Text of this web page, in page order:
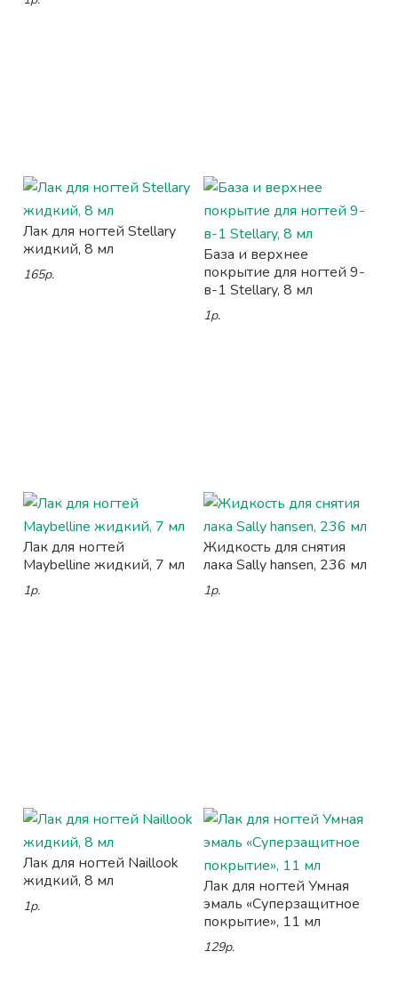
Лак для ногтей Stellary
жидкий, 8 мл
165р.
База и верхнее
покрытие для ногтей 9-
в-1 Stellary, 8 мл
1р.
Лак для ногтей
Maybelline жидкий, 7 мл
1р.
Жидкость для снятия
лака Sally hansen, 236 мл
1р.
Лак для ногтей Naillook
жидкий, 8 мл
1р.
Лак для ногтей Умная
эмаль «Суперзащитное
покрытие», 11 мл
129р.